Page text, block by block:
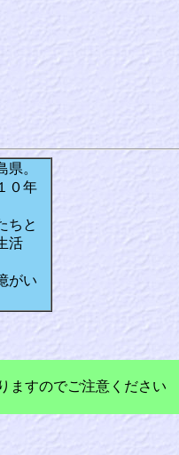
。
０年
ちと
活
がい
ますのでご注意ください